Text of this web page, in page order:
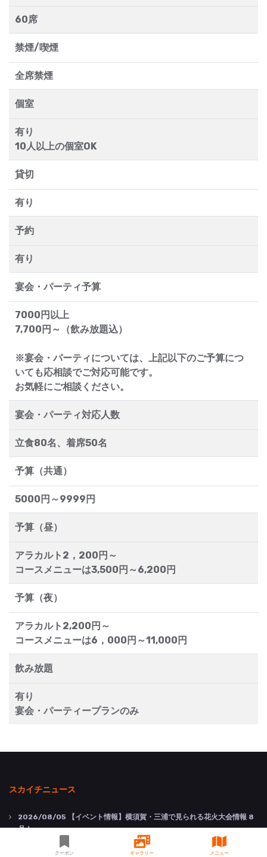
60席
禁煙/喫煙
全席禁煙
個室
有り
10人以上の個室OK
貸切
有り
予約
有り
宴会・パーティ予算
7000円以上
7,700円～（飲み放題込）
※宴会・パーティについては、上記以下のご予算につ
いても応相談でご対応可能です。
お気軽にご相談ください。
宴会・パーティ対応人数
立食80名、着席50名
予算（共通）
5000円～9999円
予算（昼）
アラカルト2，200円～
コースメニューは3,500円～6,200円
予算（夜）
アラカルト2,200円～
コースメニューは6，000円～11,000円
飲み放題
有り
宴会・パーティープランのみ
クーポン ギャラリー メニュー
スカイチニュース
2026/08/05 【イベント情報】横須賀・三浦で見られる花火大会情報 8
月！
2026/08/05【ピックアップ新着情報】横須賀で楽しむ夏・8月のお出